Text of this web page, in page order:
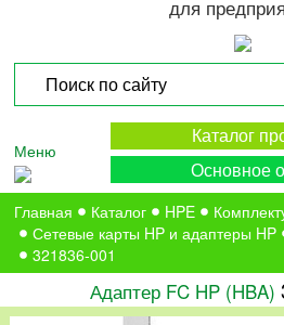
для
Меню
Каталог
Основное
Главная Каталог HPE
Сетевые карты HP и адаптеры HP
321836-001
Адаптер FC HP (HBA)